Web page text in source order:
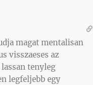
magat mentalisan
visszaeses az
tenyleg
legfeljebb egy